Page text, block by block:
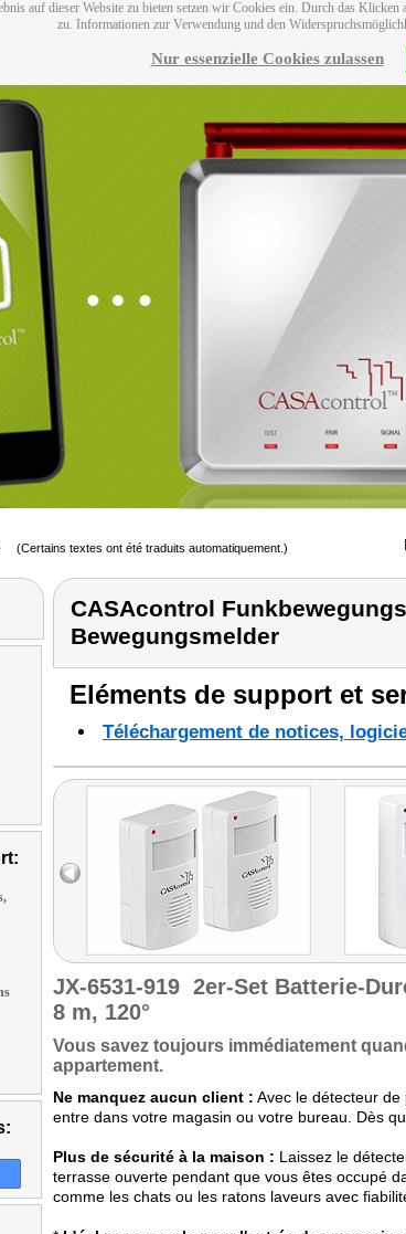
auf dieser Website zu bieten setzen wir Cookies ein. Durch das
zu. Informationen zur Verwendung und den
Nur essenzielle Cookies zulassen
(Certains textes ont été traduits automatiquement.)
CASAcontrol
Bewegungsmelder
Eléments de support et
Téléchargement de notices,
JX-6531-919 2er-Set Batterie-
8 m, 120°
Vous savez toujours immédiatement
appartement.
Ne manquez aucun client : Avec le détecteur
entre dans votre magasin ou votre bureau. Dès
Plus de sécurité à la maison : Laissez le
terrasse ouverte pendant que vous êtes occupé
comme les chats ou les ratons laveurs avec